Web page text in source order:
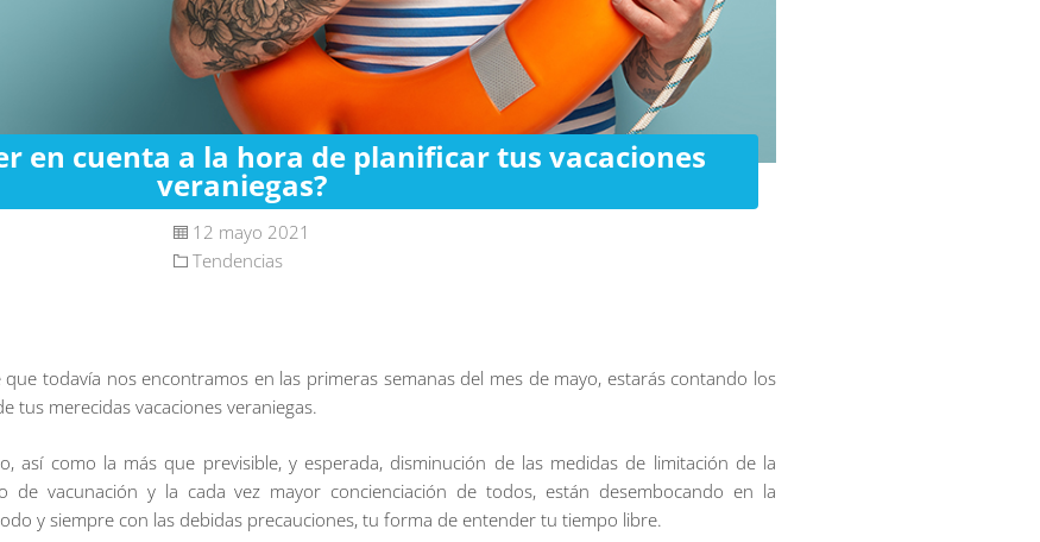
en cuenta a la hora de planificar tus vacaciones
veraniegas?
12 mayo 2021
Tendencias
todavía nos encontramos en las primeras semanas del mes de mayo, estarás contando los
tus merecidas vacaciones veraniegas.
así como la más que previsible, y esperada, disminución de las medidas de limitación de la
de vacunación y la cada vez mayor concienciación de todos, están desembocando en la
y siempre con las debidas precauciones, tu forma de entender tu tiempo libre.